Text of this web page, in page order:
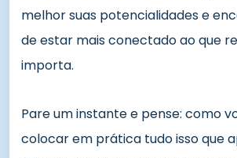
melhor suas potencialidades e
de estar mais conectado ao que
importa.
Pare um instante e pense: como
colocar em prática tudo isso que